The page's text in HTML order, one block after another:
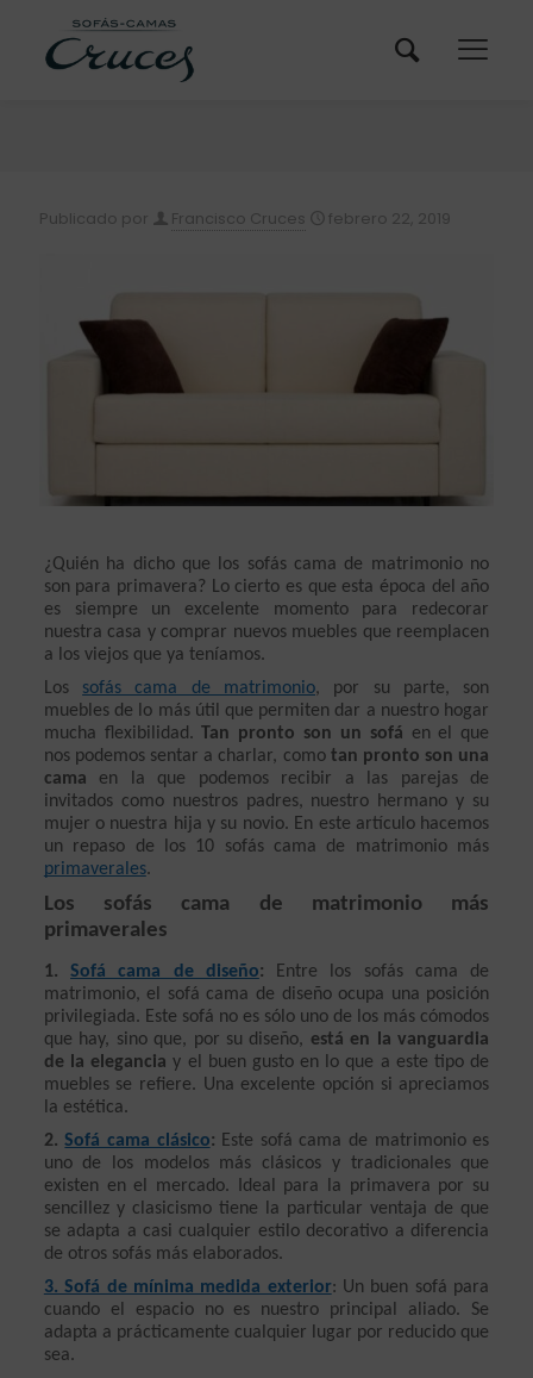
Publicado por Francisco Cruces febrero 22, 2019
¿Quién ha dicho que los sofás cama de matrimonio no
son para primavera? Lo cierto es que esta época del año
es siempre un excelente momento para redecorar
nuestra casa y comprar nuevos muebles que reemplacen
a los viejos que ya teníamos.
Los sofás cama de matrimonio, por su parte, son
muebles de lo más útil que permiten dar a nuestro hogar
mucha flexibilidad. Tan pronto son un sofá en el que
nos podemos sentar a charlar, como tan pronto son una
cama en la que podemos recibir a las parejas de
invitados como nuestros padres, nuestro hermano y su
mujer o nuestra hija y su novio. En este artículo hacemos
primaverales.
Los sofás cama de matrimonio más
primaverales
1. Sofá cama de diseño:
Entre los sofás cama de
matrimonio, el sofá cama de diseño ocupa una posición
privilegiada. Este sofá no es sólo uno de los más cómodos
que hay, sino que, por su diseño, está en la vanguardia
de la elegancia y el buen gusto en lo que a este tipo de
muebles se refiere. Una excelente opción si apreciamos
la estética.
2. Sofá cama clásico: Este sofá cama de matrimonio es
uno de los modelos más clásicos y tradicionales que
existen en el mercado. Ideal para la primavera por su
sencillez y clasicismo tiene la particular ventaja de que
se adapta a casi cualquier estilo decorativo a diferencia
de otros sofás más elaborados.
3. Sofá de mínima medida exterior: Un buen sofá para
cuando el espacio no es nuestro principal aliado. Se
adapta a prácticamente cualquier lugar por reducido que
sea.